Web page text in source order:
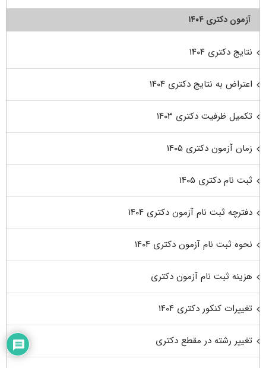
آزمون دکتری ۱۴۰۴
نتایج دکتری ۱۴۰۴
اعتراض به نتایج دکتری ۱۴۰۴
تکمیل ظرفیت دکتری ۱۴۰۳
زمان آزمون دکتری ۱۴۰۵
ثبت نام دکتری ۱۴۰۵
دفترچه ثبت نام آزمون دکتری ۱۴۰۴
نحوه ثبت نام آزمون دکتری ۱۴۰۴
هزینه ثبت نام آزمون دکتری
تغییرات کنکور دکتری ۱۴۰۴
تغییر رشته در مقطع دکتری